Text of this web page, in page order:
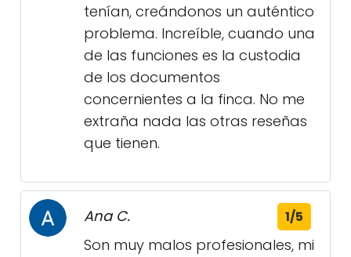
tenían, creándonos un auténtico
problema. Increíble, cuando una
de las funciones es la custodia
de los documentos
concernientes a la finca. No me
extraña nada las otras reseñas
que tienen.
Ana C. 1/5
Son muy malos profesionales, mi